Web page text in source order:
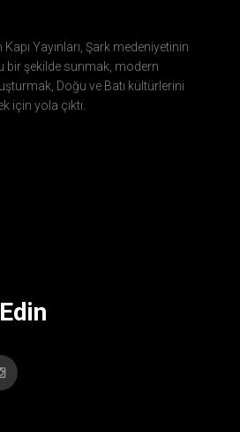
Yayınları, Şark medeniyetinin
bir şekilde sunmak, modern
Doğu ve Batı kültürlerini
için yola çıktı.